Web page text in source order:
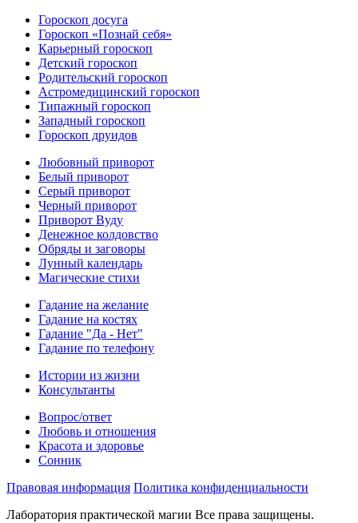
Гороскоп досуга
Гороскоп «Познай себя»
Карьерный гороскоп
Детский гороскоп
Родительский гороскоп
Астромедицинский гороскоп
Типажный гороскоп
Западный гороскоп
Гороскоп друидов
Любовный приворот
Белый приворот
Серый приворот
Черный приворот
Приворот Вуду
Денежное колдовство
Обряды и заговоры
Лунный календарь
Магические стихи
Гадание на желание
Гадание на костях
Гадание "Да - Нет"
Гадание по телефону
Истории из жизни
Консультанты
Вопрос/ответ
Любовь и отношения
Красота и здоровье
Сонник
Правовая информация Политика конфиденциальности
Лаборатория практической магии Все права защищены.